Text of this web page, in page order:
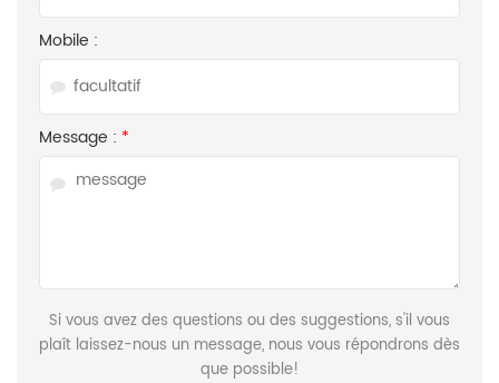
Mobile :
Message : *
Si vous avez des questions ou des suggestions, s'il vous
plaît laissez-nous un message, nous vous répondrons dès
que possible!